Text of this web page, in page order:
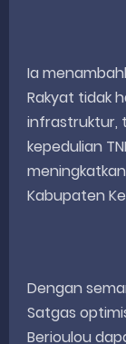
Ia
Rakyat tidak
infrastruktur,
kepedulian
Kabupaten
Dengan
Satgas
Berioulou